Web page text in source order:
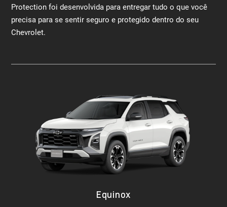
Protection foi desenvolvida para entregar tudo o que você
precisa para se sentir seguro e protegido dentro do seu
Chevrolet.
Equinox